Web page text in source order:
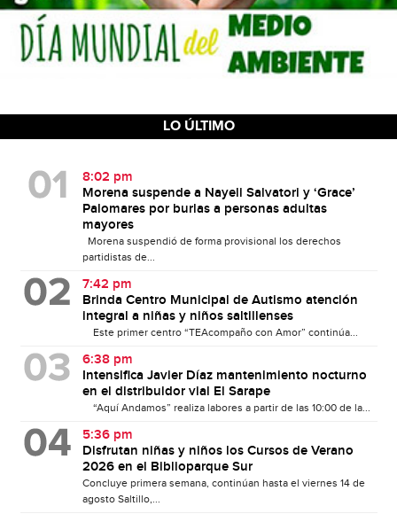
LO ÚLTIMO
8:02 pm
Morena suspende a Nayeli Salvatori y ‘Grace’
Palomares por burlas a personas adultas
mayores
Morena suspendió de forma provisional los derechos
partidistas de...
7:42 pm
Brinda Centro Municipal de Autismo atención
integral a niñas y niños saltillenses
Este primer centro “TEAcompaño con Amor” continúa...
6:38 pm
Intensifica Javier Díaz mantenimiento nocturno
en el distribuidor vial El Sarape
“Aquí Andamos” realiza labores a partir de las 10:00 de la...
5:36 pm
Disfrutan niñas y niños los Cursos de Verano
2026 en el Biblioparque Sur
Concluye primera semana, continúan hasta el viernes 14 de
agosto Saltillo,...